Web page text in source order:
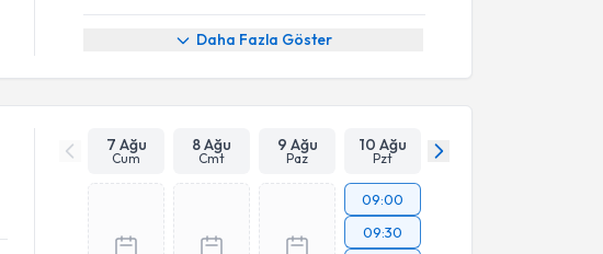
Daha Fazla Göster
7 Ağu
Cum
8 Ağu
Cmt
9 Ağu
Paz
10 Ağu
Pzt
09:00
09:30